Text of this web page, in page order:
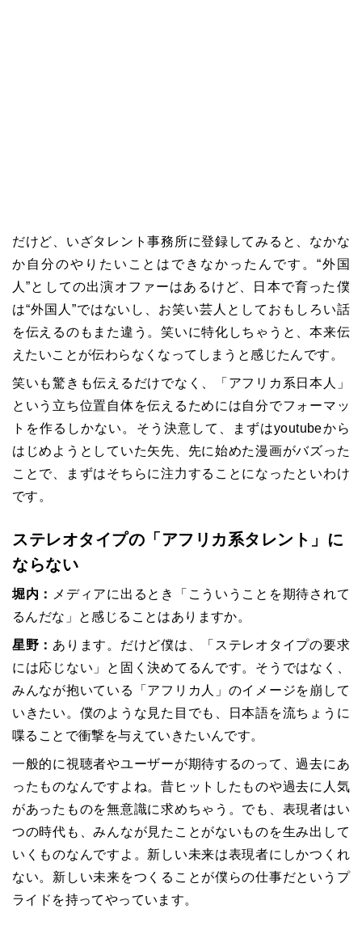
だけど、いざタレント事務所に登録してみると、なかな
か自分のやりたいことはできなかったんです。“外国
人”としての出演オファーはあるけど、日本で育った僕
は“外国人”ではないし、お笑い芸人としておもしろい話
を伝えるのもまた違う。笑いに特化しちゃうと、本来伝
えたいことが伝わらなくなってしまうと感じたんです。
笑いも驚きも伝えるだけでなく、「アフリカ系日本人」
という立ち位置自体を伝えるためには自分でフォーマッ
トを作るしかない。そう決意して、まずはyoutubeから
はじめようとしていた矢先、先に始めた漫画がバズった
ことで、まずはそちらに注力することになったといわけ
です。
ステレオタイプの「アフリカ系タレント」に
ならない
堀内：
メディアに出るとき「こういうことを期待されて
るんだな」と感じることはありますか。
星野： あります。だけど僕は、「ステレオタイプの要求
には応じない」と固く決めてるんです。そうではなく、
みんなが抱いている「アフリカ人」のイメージを崩して
いきたい。僕のような見た目でも、日本語を流ちょうに
喋ることで衝撃を与えていきたいんです。
一般的に視聴者やユーザーが期待するのって、過去にあ
ったものなんですよね。昔ヒットしたものや過去に人気
があったものを無意識に求めちゃう。でも、表現者はい
つの時代も、みんなが見たことがないものを生み出して
いくものなんですよ。新しい未来は表現者にしかつくれ
ない。新しい未来をつくることが僕らの仕事だというプ
ライドを持ってやっています。